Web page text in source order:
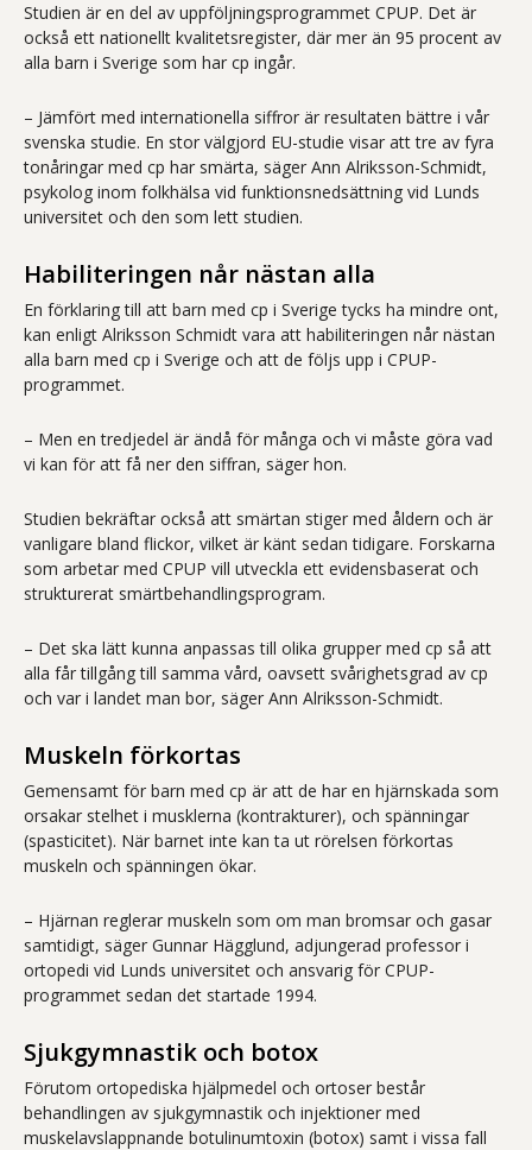
Studien är en del av uppföljningsprogrammet CPUP. Det är
också ett nationellt kvalitetsregister, där mer än 95 procent av
alla barn i Sverige som har cp ingår.
– Jämfört med internationella siffror är resultaten bättre i vår
svenska studie. En stor välgjord EU-studie visar att tre av fyra
tonåringar med cp har smärta, säger Ann Alriksson-Schmidt,
psykolog inom folkhälsa vid funktionsnedsättning vid Lunds
universitet och den som lett studien.
Habiliteringen når nästan alla
En förklaring till att barn med cp i Sverige tycks ha mindre ont,
kan enligt Alriksson Schmidt vara att habiliteringen når nästan
alla barn med cp i Sverige och att de följs upp i CPUP-
programmet.
– Men en tredjedel är ändå för många och vi måste göra vad
vi kan för att få ner den siffran, säger hon.
Studien bekräftar också att smärtan stiger med åldern och är
vanligare bland flickor, vilket är känt sedan tidigare. Forskarna
som arbetar med CPUP vill utveckla ett evidensbaserat och
strukturerat smärtbehandlingsprogram.
– Det ska lätt kunna anpassas till olika grupper med cp så att
alla får tillgång till samma vård, oavsett svårighetsgrad av cp
och var i landet man bor, säger Ann Alriksson-Schmidt.
Muskeln förkortas
Gemensamt för barn med cp är att de har en hjärnskada som
orsakar stelhet i musklerna (kontrakturer), och spänningar
(spasticitet). När barnet inte kan ta ut rörelsen förkortas
muskeln och spänningen ökar.
– Hjärnan reglerar muskeln som om man bromsar och gasar
samtidigt, säger Gunnar Hägglund, adjungerad professor i
ortopedi vid Lunds universitet och ansvarig för CPUP-
programmet sedan det startade 1994.
Sjukgymnastik och botox
Förutom ortopediska hjälpmedel och ortoser består
behandlingen av sjukgymnastik och injektioner med
muskelavslappnande botulinumtoxin (botox) samt i vissa fall